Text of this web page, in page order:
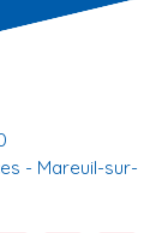
- Mareuil-sur-